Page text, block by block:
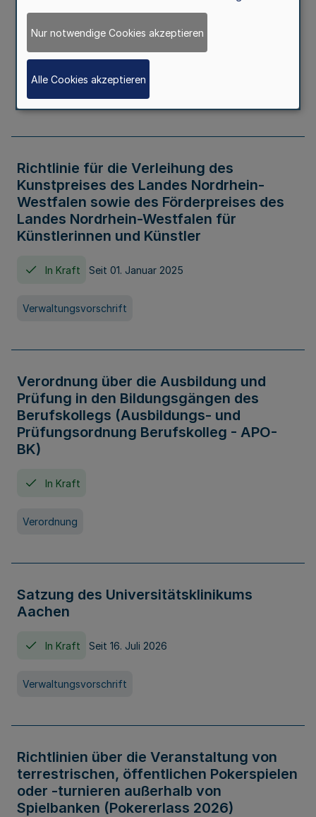
Kindertageseinrichtungen im Zeitraum
In Kraft Seit 20. Juni 2026
Verwaltungsvorschrift
Richtlinie für die Verleihung des
Kunstpreises des Landes Nordrhein-
Westfalen sowie des Förderpreises des
Landes Nordrhein-Westfalen für
Künstlerinnen und Künstler
In Kraft Seit 01. Januar 2025
Verwaltungsvorschrift
Verordnung über die Ausbildung und
Prüfung in den Bildungsgängen des
Berufskollegs (Ausbildungs- und
Prüfungsordnung Berufskolleg - APO-
BK)
In Kraft
Verordnung
Satzung des Universitätsklinikums
Aachen
In Kraft Seit 16. Juli 2026
Verwaltungsvorschrift
Richtlinien über die Veranstaltung von
terrestrischen, öffentlichen Pokerspielen
oder -turnieren außerhalb von
Spielbanken (Pokererlass 2026)
Nur notwendige Cookies akzeptieren
Alle Cookies akzeptieren